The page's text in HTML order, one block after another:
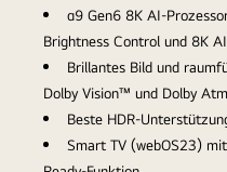
α9 Gen6 8K AI-
Brightness Control und 8K
Brillantes Bild und
Dolby Vision™ und Dolby
Beste HDR-
Smart TV (webOS23)